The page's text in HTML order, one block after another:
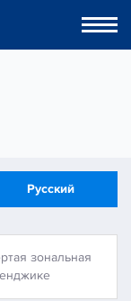
Русский
зональная